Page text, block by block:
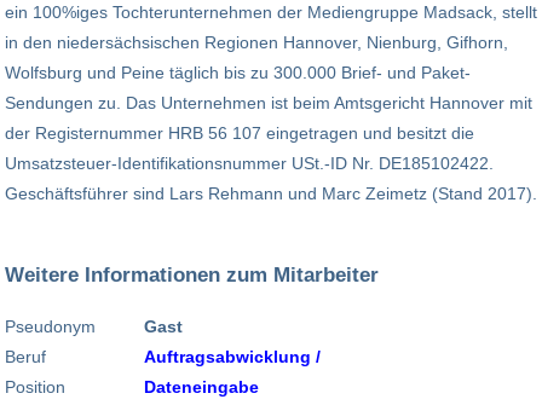
ein 100%iges Tochterunternehmen der Mediengruppe Madsack, stellt
in den niedersächsischen Regionen Hannover, Nienburg, Gifhorn,
Wolfsburg und Peine täglich bis zu 300.000 Brief- und Paket-
Sendungen zu. Das Unternehmen ist beim Amtsgericht Hannover mit
der Registernummer HRB 56 107 eingetragen und besitzt die
Umsatzsteuer-Identifikationsnummer USt.-ID Nr. DE185102422.
Geschäftsführer sind Lars Rehmann und Marc Zeimetz (Stand 2017).
Weitere Informationen zum Mitarbeiter
Pseudonym
Beruf
Position
Gast
Auftragsabwicklung /
Dateneingabe